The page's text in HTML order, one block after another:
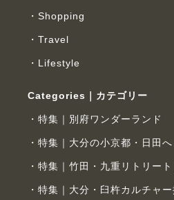
Shopping
Travel
Lifestyle
Categories｜カテゴリー
特集｜別府ワンダーランド
特集｜大分の小京都・日田へ
特集｜竹田・九重リトリー
特集｜大分・臼杵カルチャ